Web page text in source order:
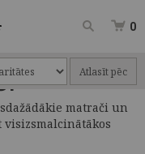
0
matrači un
Atlasīt pēc